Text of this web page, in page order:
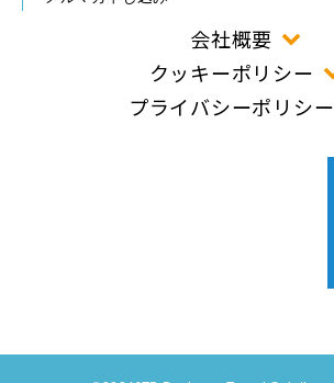
会社概要
クッキーポリシー
プライバシーポリシー